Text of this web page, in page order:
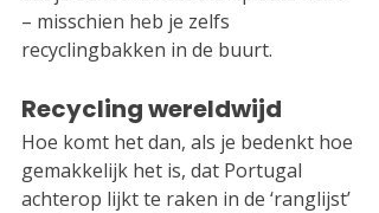
– misschien heb je zelfs
recyclingbakken in de buurt.
Recycling wereldwijd
Hoe komt het dan, als je bedenkt hoe
gemakkelijk het is, dat Portugal
achterop lijkt te raken in de ‘ranglijst’